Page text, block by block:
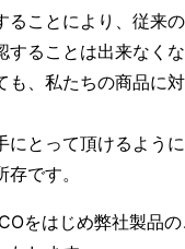
ることにより、従来
することは出来なく
も、私たちの商品に
にとって頂けるよう
です。
をはじめ弊社製品